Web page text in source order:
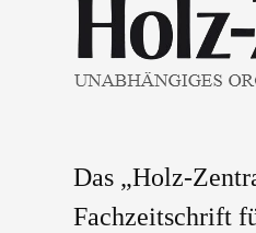
Das „Holz-
Fachzeitschrift